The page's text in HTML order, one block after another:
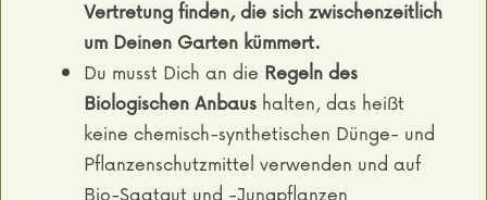
Vertretung finden, die sich zwischenzeitlich
um Deinen Garten kümmert.
Du musst Dich an die Regeln des
Biologischen Anbaushalten, das heißt
keine chemisch-synthetischen Dünge- und
Pflanzenschutzmittel verwenden und auf
Bio-Saatgut und -Jungpflanzen